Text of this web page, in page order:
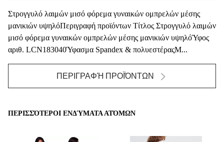
Στρογγυλό λαιμών μισό φόρεμα γυναικών ομπρελών μέσης
μανικιών υψηλόΠεριγραφή προϊόντων Τίτλος Στρογγυλό λαιμών
μισό φόρεμα γυναικών ομπρελών μέσης μανικιών υψηλόΎφος
αριθ. LCN183040Ύφασμα Spandex & πολυεστέραςΜ...
ΠΕΡΙΓΡΑΦΉ ΠΡΟΪΌΝΤΩΝ
ΠΕΡΙΣΣΌΤΕΡΟΙ ΕΝΔΎΜΑΤΑ ΑΤΌΜΩΝ